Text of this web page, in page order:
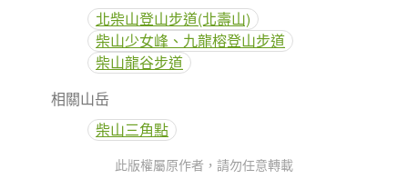
北柴山登山步道(北壽山)
柴山少女峰、九龍榕登山步道
柴山龍谷步道
相關山岳
柴山三角點
此版權屬原作者，請勿任意轉載